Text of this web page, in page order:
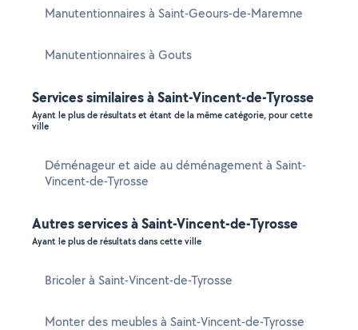
Manutentionnaires à Saint-Geours-de-Maremne
Manutentionnaires à Gouts
Services similaires à Saint-Vincent-de-Tyrosse
Ayant le plus de résultats et étant de la même catégorie, pour cette
ville
Déménageur et aide au déménagement à Saint-
Vincent-de-Tyrosse
Autres services à Saint-Vincent-de-Tyrosse
Ayant le plus de résultats dans cette ville
Bricoler à Saint-Vincent-de-Tyrosse
Monter des meubles à Saint-Vincent-de-Tyrosse